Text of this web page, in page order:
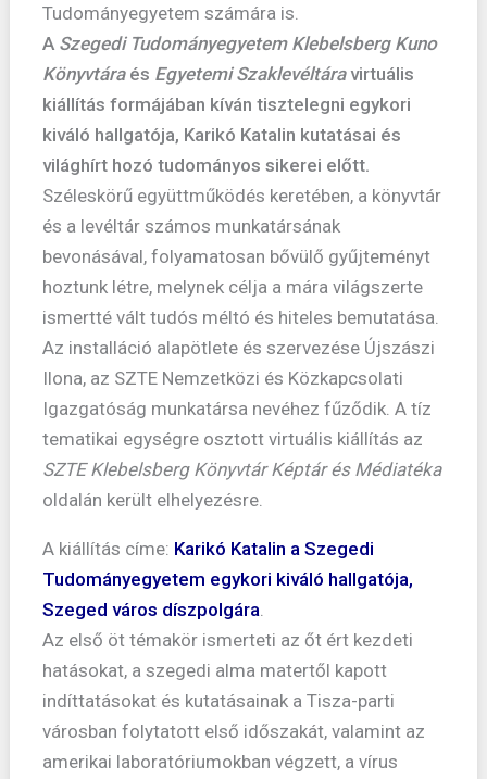
Tudományegyetem számára is.
A Szegedi Tudományegyetem Klebelsberg Kuno
Könyvtáraés Egyetemi Szaklevéltáravirtuális
kiállítás formájában kíván tisztelegni egykori
kiváló hallgatója, Karikó Katalin kutatásai és
világhírt hozó tudományos sikerei előtt.
Széleskörű együttműködés keretében, a könyvtár
és a levéltár számos munkatársának
bevonásával, folyamatosan bővülő gyűjteményt
hoztunk létre, melynek célja a mára világszerte
ismertté vált tudós méltó és hiteles bemutatása.
Az installáció alapötlete és szervezése Újszászi
Ilona, az SZTE Nemzetközi és Közkapcsolati
Igazgatóság munkatársa nevéhez fűződik. A tíz
tematikai egységre osztott virtuális kiállítás az
SZTE Klebelsberg Könyvtár Képtár és Médiatéka
oldalán került elhelyezésre.
A kiállítás címe: Karikó Katalin a Szegedi
Tudományegyetem egykori kiváló hallgatója,
Szeged város díszpolgára
Az első öt témakör ismerteti az őt ért kezdeti
hatásokat, a szegedi alma matertől kapott
indíttatásokat és kutatásainak a Tisza-parti
városban folytatott első időszakát, valamint az
amerikai laboratóriumokban végzett, a vírus